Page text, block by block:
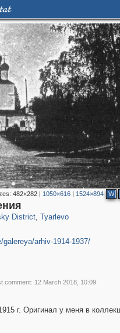
482×282 | 1050×616 | 1524×894 W
District, Tyarlevo
arhiv-1914-1937/
comment: 12 March 2018, 10:09
г. Оригинал у меня в